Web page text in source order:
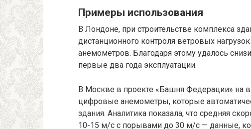
Примеры использования
В Лондоне, при строительстве комплекса
дистанционного контроля ветровых
анемометров. Благодаря этому удалось
первые два года эксплуатации.
В Москве в проекте «Башня Федерации» на
цифровые анемометры, которые
здания. Аналитика показала, что средняя
10-15 м/с с порывами до 30 м/с — данные,